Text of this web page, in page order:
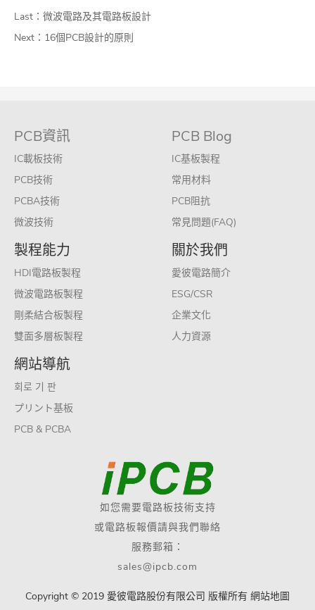
Last： 微波電路及其電路板設計
Next： 16個PCB設計的原則
PCB資訊
IC載板技術
PCB技術
PCBA技術
微波技術
PCB Blog
IC基板製程
常用材料
PCB阻抗
常見問題(FAQ)
製程能力
HDI電路板製程
微波電路板製程
剛柔結合板製程
雙面多層板製程
關於我們
愛彼電路簡介
ESG/CSR
企業文化
人力資源
網站導航
회로 기 판
プリント基板
PCB & PCBA
如您需要電路板技術支持
或電路板報價請與我們聯絡
服務郵箱：
sales@ipcb.com
Copyright © 2019 愛彼電路股份有限公司 版權所有 網站地圖